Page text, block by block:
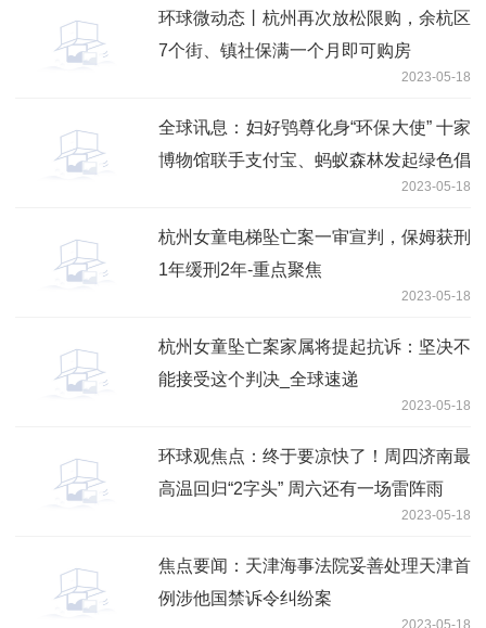
环球微动态丨杭州再次放松限购，余杭区
7个街、镇社保满一个月即可购房
2023-05-18
全球讯息：妇好鸮尊化身“环保大使” 十家
博物馆联手支付宝、蚂蚁森林发起绿色倡
2023-05-18
杭州女童电梯坠亡案一审宣判，保姆获刑
1年缓刑2年-重点聚焦
2023-05-18
杭州女童坠亡案家属将提起抗诉：坚决不
能接受这个判决_全球速递
2023-05-18
环球观焦点：终于要凉快了！周四济南最
高温回归“2字头” 周六还有一场雷阵雨
2023-05-18
焦点要闻：天津海事法院妥善处理天津首
例涉他国禁诉令纠纷案
2023-05-18